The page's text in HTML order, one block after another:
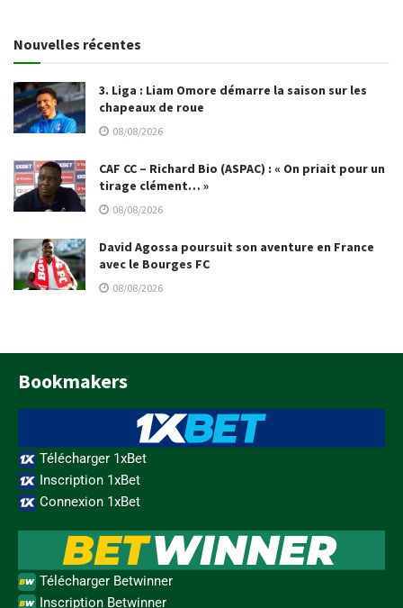
Nouvelles récentes
3. Liga : Liam Omore démarre la saison sur les
chapeaux de roue
08/08/2026
CAF CC – Richard Bio (ASPAC) : « On priait pour un
tirage clément… »
08/08/2026
David Agossa poursuit son aventure en France
avec le Bourges FC
08/08/2026
Bookmakers
Télécharger 1xBet
Inscription 1xBet
Connexion 1xBet
Télécharger Betwinner
Inscription Betwinner